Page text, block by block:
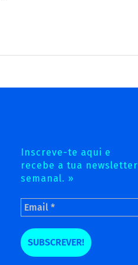
Inscreve-te aqui e
recebe a tua newsletter
semanal. »